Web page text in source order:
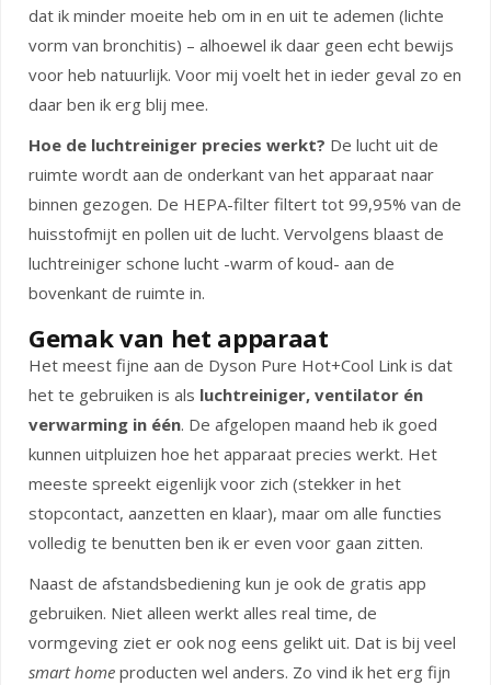
dat ik minder moeite heb om in en uit te ademen (lichte
vorm van bronchitis) – alhoewel ik daar geen echt bewijs
voor heb natuurlijk. Voor mij voelt het in ieder geval zo en
daar ben ik erg blij mee.
Hoe de luchtreiniger precies werkt? De lucht uit de
ruimte wordt aan de onderkant van het apparaat naar
binnen gezogen. De HEPA-filter filtert tot 99,95% van de
huisstofmijt en pollen uit de lucht. Vervolgens blaast de
luchtreiniger schone lucht -warm of koud- aan de
bovenkant de ruimte in.
Gemak van het apparaat
Het meest fijne aan de Dyson Pure Hot+Cool Link is dat
het te gebruiken is als luchtreiniger, ventilator én
verwarming in één. De afgelopen maand heb ik goed
kunnen uitpluizen hoe het apparaat precies werkt. Het
meeste spreekt eigenlijk voor zich (stekker in het
stopcontact, aanzetten en klaar), maar om alle functies
volledig te benutten ben ik er even voor gaan zitten.
Naast de afstandsbediening kun je ook de gratis app
gebruiken. Niet alleen werkt alles real time, de
vormgeving ziet er ook nog eens gelikt uit. Dat is bij veel
smart home producten wel anders. Zo vind ik het erg fijn